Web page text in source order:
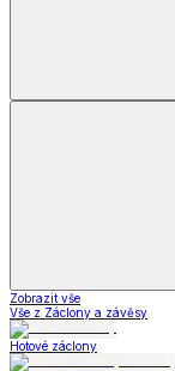
Zobrazit vše
Vše z Záclony a závěsy
Hotové záclony